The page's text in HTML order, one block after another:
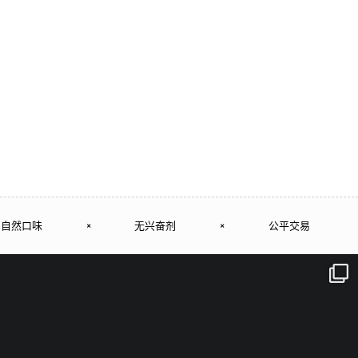
自然口味 × 无兴奋剂 × 公平交易